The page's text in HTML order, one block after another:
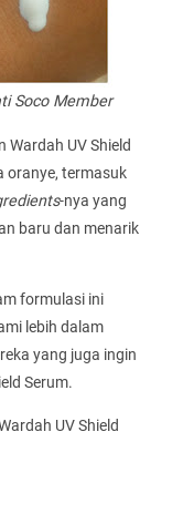
Soco Member
UV Shield
oranye, termasuk
-nya yang
baru dan menarik
formulasi ini
lebih dalam
yang juga ingin
Serum.
UV Shield